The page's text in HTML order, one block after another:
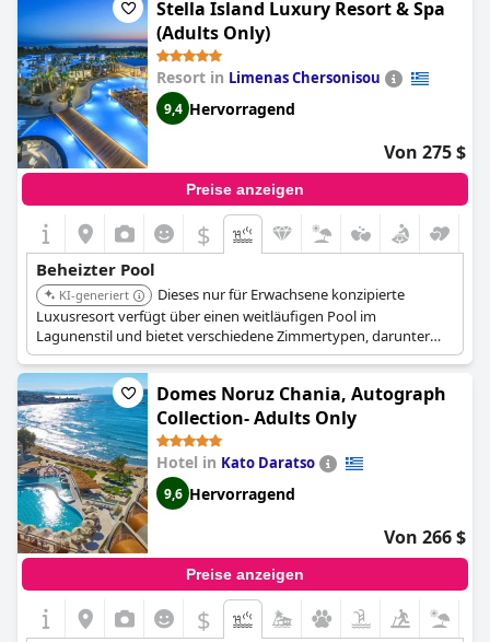
Stella Island Luxury Resort & Spa
(Adults Only)
Resort in Limenas Chersonisou
9,4 Hervorragend
Von 275 $
Preise anzeigen
$
Beheizter Pool
KI-generiert
Dieses nur für Erwachsene konzipierte
Luxusresort verfügt über einen weitläufigen Pool im
Lagunenstil und bietet verschiedene Zimmertypen, darunter
Swim-up-Zimmer und solche mit privaten Pools. Der Spa-Bereich
umfasst beheizte Pools, ein Hamam und einen Whirlpool.
Domes Noruz Chania, Autograph
Collection- Adults Only
Hotel in Kato Daratso
9,6 Hervorragend
Von 266 $
Preise anzeigen
$